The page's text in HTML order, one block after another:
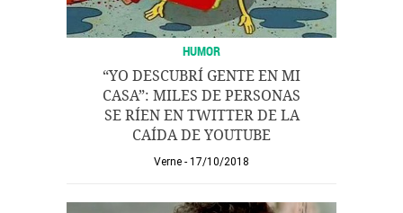
HUMOR
“YO DESCUBRÍ GENTE EN MI
CASA”: MILES DE PERSONAS
SE RÍEN EN TWITTER DE LA
CAÍDA DE YOUTUBE
Verne 17/10/2018